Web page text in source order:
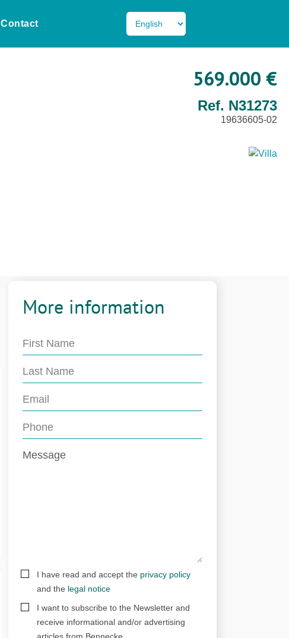
Contact
569.000 €
Ref. N31273
19636605-02
More information
I have read and accept the privacy policy
and the legal notice
I want to subscribe to the Newsletter and
receive informational and/or advertising
articles from Bennecke.